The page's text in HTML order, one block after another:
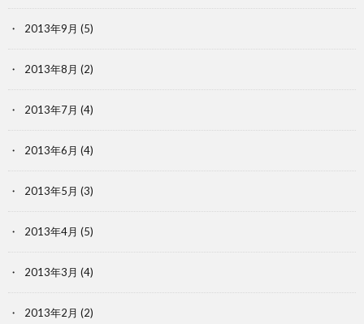
2013年9月 (5)
2013年8月 (2)
2013年7月 (4)
2013年6月 (4)
2013年5月 (3)
2013年4月 (5)
2013年3月 (4)
2013年2月 (2)